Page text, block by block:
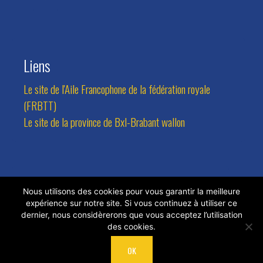
Liens
Le site de l'Aile Francophone de la fédération royale
(FRBTT)
Le site de la province de Bxl-Brabant wallon
Contact
Adresse:Avenue des Combattants 94, 1470 Bousval
Nous utilisons des cookies pour vous garantir la meilleure
expérience sur notre site. Si vous continuez à utiliser ce
dernier, nous considèrerons que vous acceptez l’utilisation
des cookies.
OK